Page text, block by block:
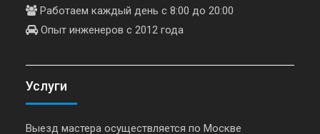
Работаем каждый день с 8:00 до 20:00
Опыт инженеров с 2012 года
Услуги
Выезд мастера осуществляется по Москве